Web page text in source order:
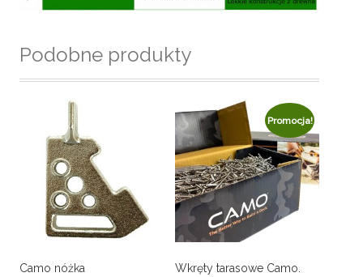
Podobne produkty
Camo nóżka
Promocja!
Wkręty tarasowe Camo.